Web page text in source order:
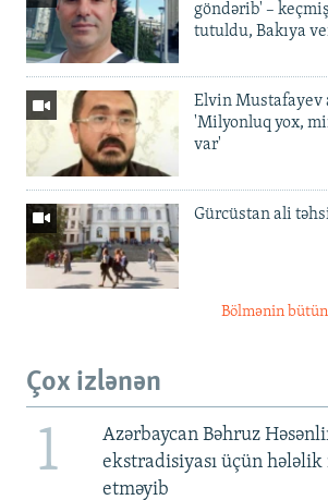
göndərib' –
tutuldu, Bakıya
Elvin Mustafayev
'Milyonluq yox,
var'
Gürcüstan ali
Bölmənin
Çox izlənən
1
Azərbaycan Bəhruz
ekstradisiyası üçün
etməyib